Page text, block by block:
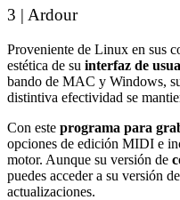
3 | Ardour
Proveniente de Linux en sus
estética de su interfaz de
bando de MAC y Windows,
distintiva efectividad se
Con este programa para
opciones de edición MIDI e
motor. Aunque su versión de
puedes acceder a su versión
actualizaciones.